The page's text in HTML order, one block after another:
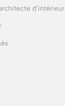
d’intérieur